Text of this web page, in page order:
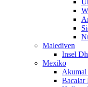
Malediven
Insel
Mexiko
Bacalar